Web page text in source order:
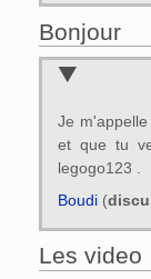
Bonjour
Je
et que tu
legogo123 .
Boudi(
Les video